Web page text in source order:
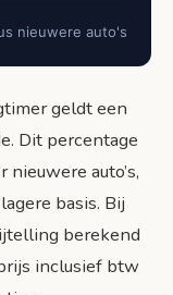
nieuwere auto's
geldt een
Dit percentage
auto’s,
basis. Bij
berekend
inclusief btw